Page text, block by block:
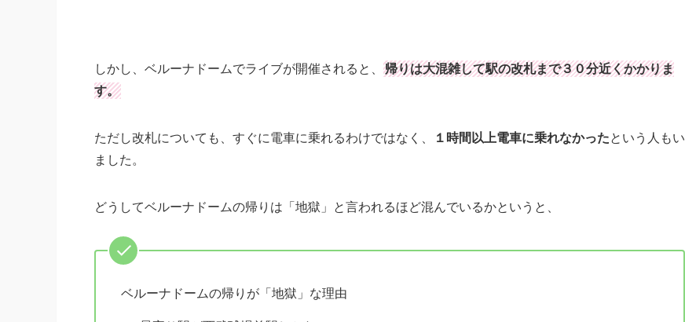
しかし、ベルーナドームでライブが開催されると、
帰りは大混雑して駅の改札まで３０分近くかかりま
す。
ただし改札についても、すぐに電車に乗れるわけではなく、 １時間以上電車に乗れなかったという人もい
ました。
どうしてベルーナドームの帰りは「地獄」と言われるほど混んでいるかというと、
ベルーナドームの帰りが「地獄」な理由